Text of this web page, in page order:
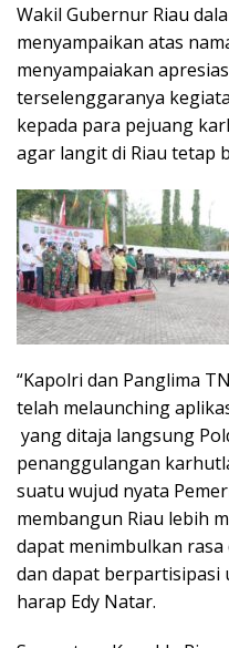
Wakil Gubernur Riau
menyampaikan atas
menyampaiakan
terselenggaranya
kepada para pejuang
agar langit di Riau tetap
“Kapolri dan Panglima
telah melaunching
yang ditaja langsung
penanggulangan
suatu wujud nyata
membangun Riau lebih
dapat menimbulkan
dan dapat berpartisipasi
harap Edy Natar.